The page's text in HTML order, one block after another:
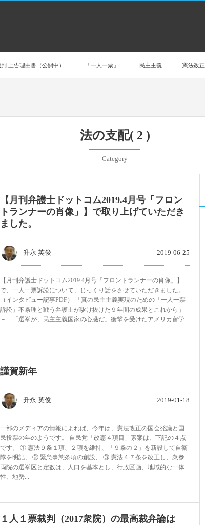
上告理由書（公開中） 「一人一票」 民主主義 憲法改正
法の支配( 2 )
Category
【月刊弁護士ドットコム2019.4月号「フロン
トランナーの肖像」】で取り上げていただき
ました。
升永 英俊 2019-06-25
【月刊弁護士ドットコム2019.4月号「フロントランナーの肖像」】
で、一人一票訴訟について、じっくり話をさせていただきました。
（インタビュー記事PDF） 「真の民主主義実現のための「一人一票
訴訟」不条理と戦う弁護士が駆け抜けた９年間の成果とこれから」
－ 「選挙が、民主主義国家の心臓だ」衝撃を受けたアメリカ留学
謹賀新年
升永 英俊 2019-01-18
一部のメディアの情報によれば、今年は、憲法改正の国会発議と国
民投票の年のようです。 自民党「改憲４項目」素案は、下記の４点
です。 ① 憲法９条１項、２項を維持、「９条の２」を新設して自衛
隊を明記、 ② 緊急事態条項の創設、 ③ 憲法４７条を改正し、衆参
両院の選挙区と定数は、人口を基本とし、行政区画、地域的な一体
性、地勢...
１人１票裁判（2017衆院）の最高裁弁論は